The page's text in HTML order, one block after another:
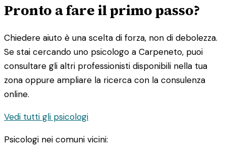
Pronto a fare il primo passo?
Chiedere aiuto è una scelta di forza, non di debolezza.
Se stai cercando uno psicologo a Carpeneto, puoi
consultare gli altri professionisti disponibili nella tua
zona oppure ampliare la ricerca con la consulenza
online.
Vedi tutti gli psicologi
Psicologi nei comuni vicini: